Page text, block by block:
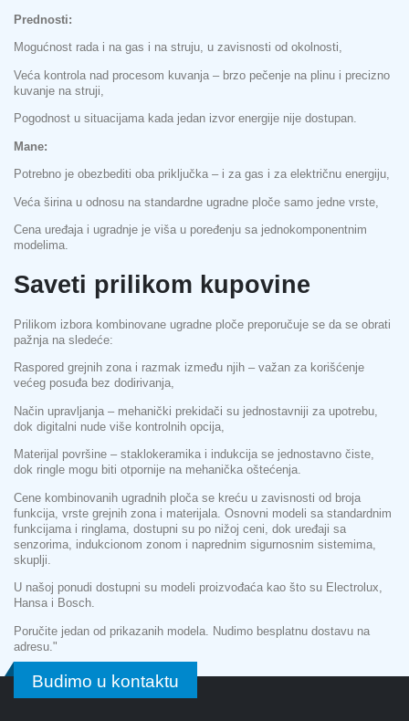
Prednosti:
Mogućnost rada i na gas i na struju, u zavisnosti od okolnosti,
Veća kontrola nad procesom kuvanja – brzo pečenje na plinu i precizno
kuvanje na struji,
Pogodnost u situacijama kada jedan izvor energije nije dostupan.
Mane:
Potrebno je obezbediti oba priključka – i za gas i za električnu energiju,
Veća širina u odnosu na standardne ugradne ploče samo jedne vrste,
Cena uređaja i ugradnje je viša u poređenju sa jednokomponentnim
modelima.
Saveti prilikom kupovine
Prilikom izbora kombinovane ugradne ploče preporučuje se da se obrati
pažnja na sledeće:
Raspored grejnih zona i razmak između njih – važan za korišćenje
većeg posuđa bez dodirivanja,
Način upravljanja – mehanički prekidači su jednostavniji za upotrebu,
dok digitalni nude više kontrolnih opcija,
Materijal površine – staklokeramika i indukcija se jednostavno čiste,
dok ringle mogu biti otpornije na mehanička oštećenja.
Cene kombinovanih ugradnih ploča se kreću u zavisnosti od broja
funkcija, vrste grejnih zona i materijala. Osnovni modeli sa standardnim
funkcijama i ringlama, dostupni su po nižoj ceni, dok uređaji sa
senzorima, indukcionom zonom i naprednim sigurnosnim sistemima,
skuplji.
U našoj ponudi dostupni su modeli proizvođaća kao što su Electrolux,
Hansa i Bosch.
Poručite jedan od prikazanih modela. Nudimo besplatnu dostavu na
adresu."
Budimo u kontaktu